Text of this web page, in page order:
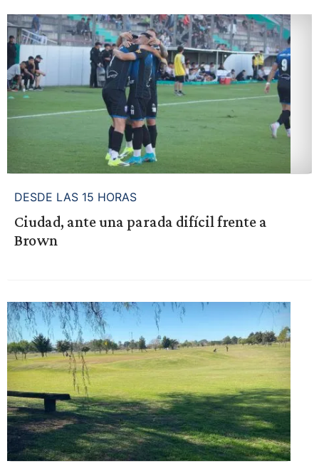
DESDE LAS 15 HORAS
Ciudad, ante una parada difícil frente a
Brown